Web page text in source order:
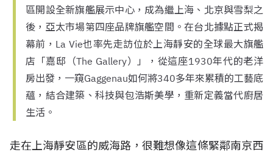
區開設全新旗艦展示中心，成為繼上海、北京與雪梨之
後，亞太市場第四座品牌旗艦空間。在台北據點正式揭
幕前，La Vie也率先走訪位於上海靜安的全球最大旗艦
店「嘉邸（The Gallery）」，從這座1930年代的老洋
房出發，一窺Gaggenau如何將340多年來累積的工藝底
蘊，結合建築、科技與包浩斯美學，重新定義當代廚居
生活。
走在上海靜安區的威海路，很難想像這條緊鄰南京西